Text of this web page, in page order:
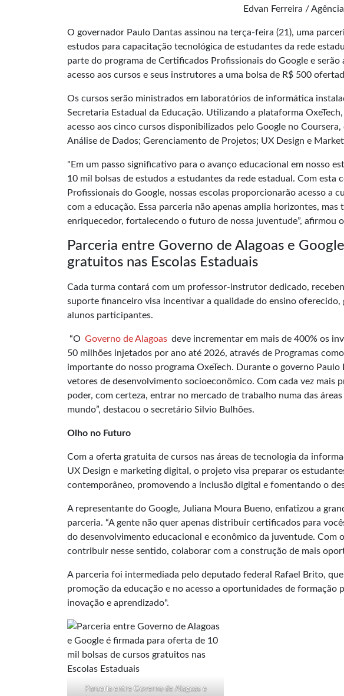
Edvan Ferreira /
O governador Paulo Dantas assinou na terça-feira (21), uma
estudos para capacitação tecnológica de estudantes da rede
parte do programa de Certificados Profissionais do Google e
acesso aos cursos e seus instrutores a uma bolsa de R$ 500
Os cursos serão ministrados em laboratórios de informática
Secretaria Estadual da Educação. Utilizando a plataforma
acesso aos cinco cursos disponibilizados pelo Google no
Análise de Dados; Gerenciamento de Projetos; UX Design e
"Em um passo significativo para o avanço educacional em nosso
10 mil bolsas de estudos a estudantes da rede estadual. Com
Profissionais do Google, nossas escolas proporcionarão acesso a
com a educação. Essa parceria não apenas amplia horizontes,
enriquecedor, fortalecendo o futuro de nossa juventude”, afirmou
Parceria entre Governo de Alagoas e
gratuitos nas Escolas Estaduais
Cada turma contará com um professor-instrutor dedicado,
suporte financeiro visa incentivar a qualidade do ensino
alunos participantes.
“O Governo de Alagoas deve incrementar em mais de 400% os
50 milhões injetados por ano até 2026, através de Programas
importante do nosso programa OxeTech. Durante o governo
vetores de desenvolvimento socioeconômico. Com cada vez mais
poder, com certeza, entrar no mercado de trabalho numa das
mundo”, destacou o secretário Silvio Bulhões.
Olho no Futuro
Com a oferta gratuita de cursos nas áreas de tecnologia da
UX Design e marketing digital, o projeto visa preparar os
contemporâneo, promovendo a inclusão digital e fomentando o
A representante do Google, Juliana Moura Bueno, enfatizou a
parceria. “A gente não quer apenas distribuir certificados para
do desenvolvimento educacional e econômico da juventude. Com
contribuir nesse sentido, colaborar com a construção de mais
A parceria foi intermediada pelo deputado federal Rafael Brito,
promoção da educação e no acesso a oportunidades de
inovação e aprendizado".
Parceria entre Governo de Alagoas e